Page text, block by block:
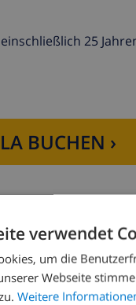
mit Dusche,
25
BUCHEN ›
verwendet
um die
Webseite
Weitere